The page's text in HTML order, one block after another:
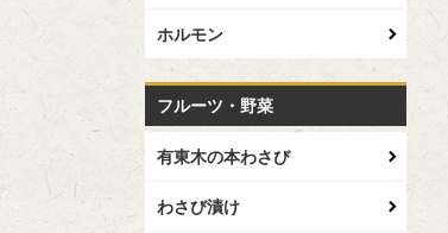
ホルモン
フルーツ・野菜
有東木の本わさび
わさび漬け